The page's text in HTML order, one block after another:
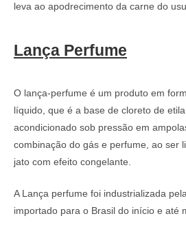
leva ao apodrecimento da carne do
Lança Perfume
O lança-perfume é um produto em
líquido, que é a base de cloreto de
acondicionado sob pressão em
combinação do gás e perfume, ao ser
jato com efeito congelante.
A Lança perfume foi industrializada
importado para o Brasil do início e até